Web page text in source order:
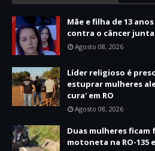
Mãe e filha de 13
contra o câncer
Agosto 08, 2026
Líder religioso é
estuprar mulheres
cura' em RO
Agosto 08, 2026
Duas mulheres
motoneta na RO-135